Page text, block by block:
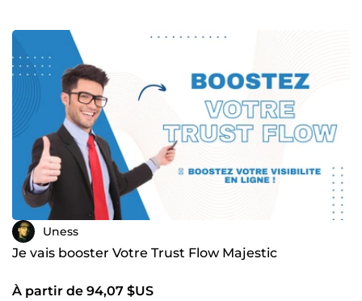
Uness
Je vais booster Votre Trust Flow Majestic
À partir de 94,07 $US